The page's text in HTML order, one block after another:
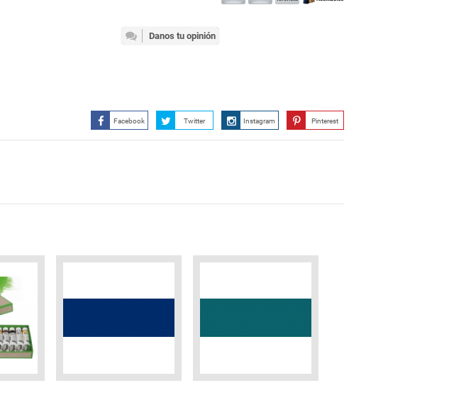
Danos tu opinión
Facebook Twitter Instagram Pinterest